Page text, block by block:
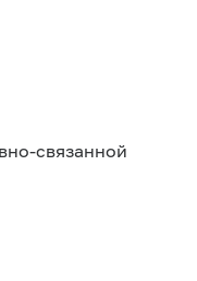
связанной